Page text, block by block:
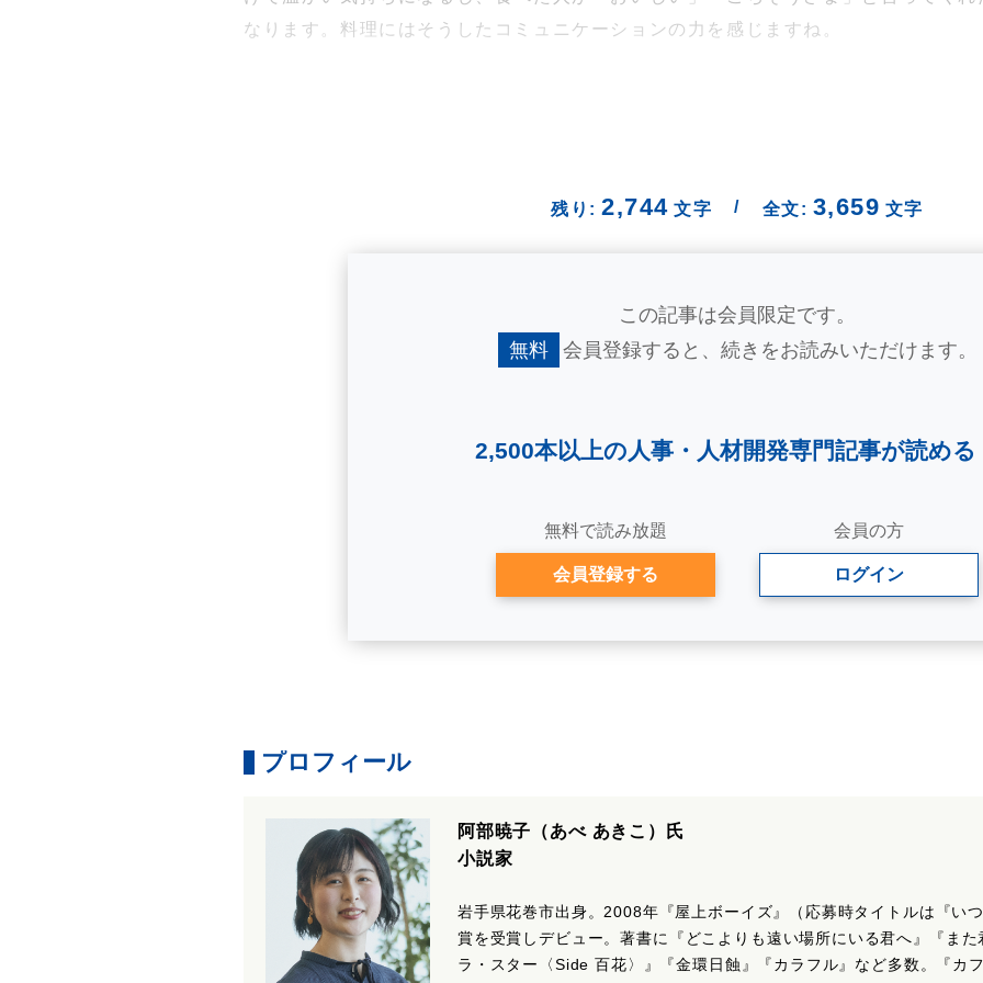
なります。料理にはそうしたコミュニケーションの力を感じますね。
残り: 2,744 文字 / 全文: 3,659 文字
この記事は会員限定です。
無料
会員登録すると、 続きをお読みいただけます。
2,500本以上の人事・ 人材開発専門記事が読める
無料で読み放題
会員登録する
会員の方
ログイン
プロフィール
阿部暁子（あべ あきこ）氏
小説家
岩手県花巻市出身。2008年『屋上ボーイズ』（応募時タイトルは『い
賞を受賞しデビュー。著書に『どこよりも遠い場所にいる君へ』『ま
ラ・スター〈Side 百花〉』『金環日蝕』『カラフル』など多数。『カ